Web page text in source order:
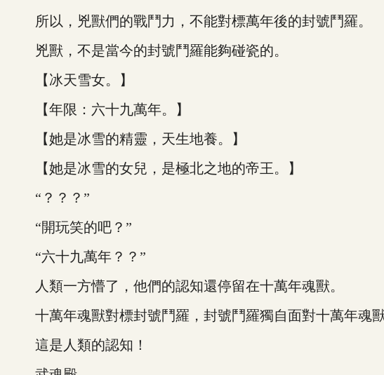
所以，兇獸們的戰鬥力，不能對標萬年後的封號鬥羅。
兇獸，不是當今的封號鬥羅能夠碰瓷的。
【冰天雪女。】
【年限：六十九萬年。】
【她是冰雪的精靈，天生地養。】
【她是冰雪的女兒，是極北之地的帝王。】
“？？？”
“開玩笑的吧？”
“六十九萬年？？”
人類一方懵了，他們的認知還停留在十萬年魂獸。
十萬年魂獸對標封號鬥羅，封號鬥羅獨自面對十萬年魂獸
這是人類的認知！